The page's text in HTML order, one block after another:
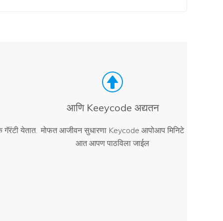
येतात.
आणि Keeycode अद्यतन
मोफत आजीवन सुधारणा Keycode आपोआप मिनिटे
आत आपण पाठविला जाईल